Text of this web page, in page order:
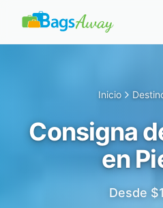
Inicio
Consigna
en
Desde